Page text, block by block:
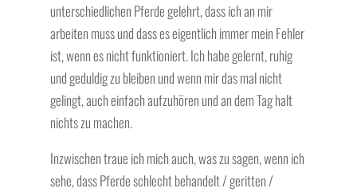
unterschiedlichen Pferde gelehrt, dass ich an mir
arbeiten muss und dass es eigentlich immer mein Fehler
ist, wenn es nicht funktioniert. Ich habe gelernt, ruhig
und geduldig zu bleiben und wenn mir das mal nicht
gelingt, auch einfach aufzuhören und an dem Tag halt
nichts zu machen.
Inzwischen traue ich mich auch, was zu sagen, wenn ich
sehe, dass Pferde schlecht behandelt / geritten /